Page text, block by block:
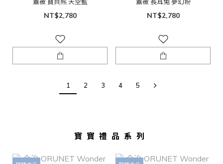
NT$2,780 NT$2,780
1 2 3 4 5
寶寶禮品系列